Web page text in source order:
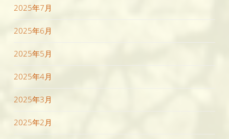
2025年7月
2025年6月
2025年5月
2025年4月
2025年3月
2025年2月